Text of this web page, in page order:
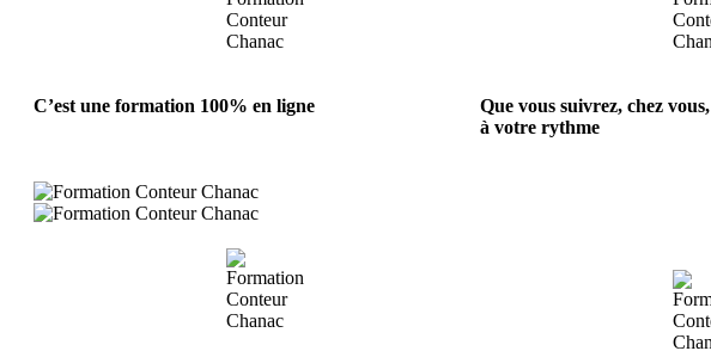
C’est une formation 100% en ligne
Que vous suivrez, chez vous,
à votre rythme